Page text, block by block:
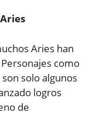
Aries han
como
solo algunos
logros
de